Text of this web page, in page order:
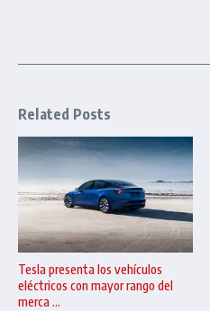
Related Posts
Tesla presenta los vehículos
eléctricos con mayor rango del
merca ...